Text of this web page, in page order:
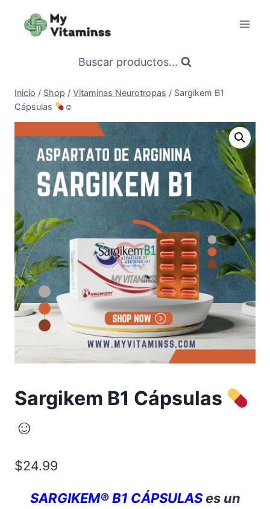
contenido
Buscar productos...
Inicio / Shop / Vitaminas Neurotropas / Sargikem B1
Cápsulas
☺
Sargikem B1 Cápsulas
☺
$24.99
SARGIKEM® B1 CÁPSULASes un